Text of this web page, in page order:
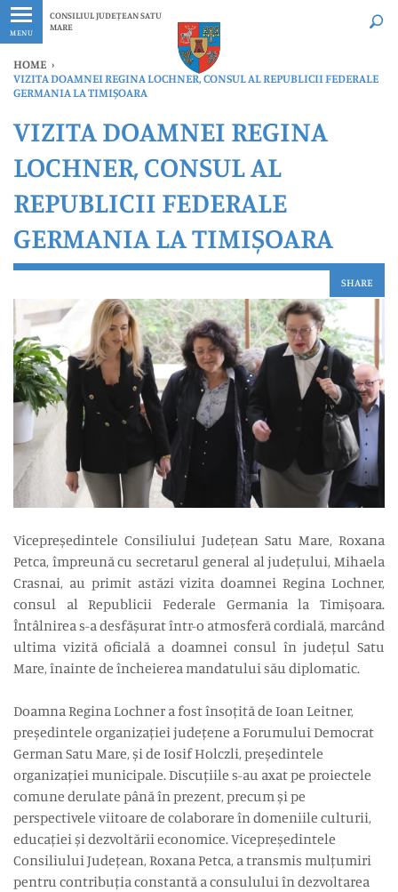
MENU
CONSILIUL JUDEȚEAN SATU
MARE
Ultimele
HOME ›
VIZITA DOAMNEI REGINA LOCHNER, CONSUL AL REPUBLICII FEDERALE
GERMANIA LA TIMIȘOARA
VIZITA DOAMNEI REGINA
LOCHNER, CONSUL AL
REPUBLICII FEDERALE
GERMANIA LA TIMIȘOARA
SHARE
Vicepreședintele Consiliului Județean Satu Mare, Roxana
Petca, împreună cu secretarul general al județului, Mihaela
Crasnai, au primit astăzi vizita doamnei Regina Lochner,
consul al Republicii Federale Germania la Timișoara.
Întâlnirea s-a desfășurat într-o atmosferă cordială, marcând
ultima vizită oficială a doamnei consul în județul Satu
Mare, înainte de încheierea mandatului său diplomatic.
Doamna Regina Lochner a fost însoțită de Ioan Leitner,
președintele organizației județene a Forumului Democrat
German Satu Mare, și de Iosif Holczli, președintele
organizației municipale. Discuțiile s-au axat pe proiectele
comune derulate până în prezent, precum și pe
perspectivele viitoare de colaborare în domeniile culturii,
educației și dezvoltării economice. Vicepreședintele
Consiliului Județean, Roxana Petca, a transmis mulțumiri
pentru contribuția constantă a consulului în dezvoltarea